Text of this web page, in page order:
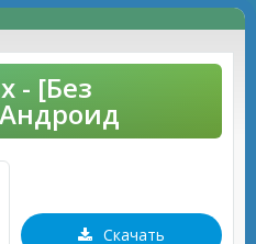
- [Без
Скачать